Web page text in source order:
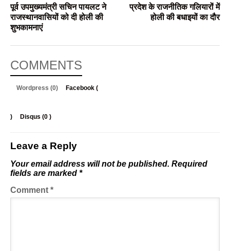
पूर्व उपमुख्यमंत्री सचिन पायलट ने
राजस्थानवासियों को दी होली की
शुभकामनाएं
प्रदेश के राजनीतिक गलियारों में
होली की बधाइयों का दौर
COMMENTS
Wordpress (0) Facebook (
) Disqus (0 )
Leave a Reply
Your email address will not be published. Required
fields are marked *
Comment *